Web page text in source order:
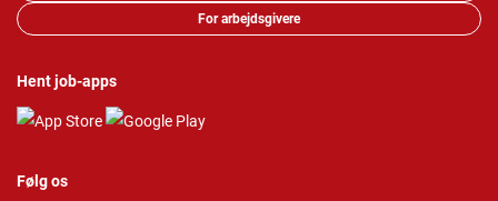
For arbejdsgivere
Hent job-apps
Følg os